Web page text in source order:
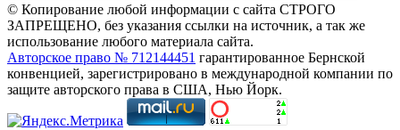
© Копирование любой информации с сайта СТРОГО
ЗАПРЕЩЕНО, без указания ссылки на источник, а так же
использование любого материала сайта.
Авторское право № 712144451 гарантированное Бернской
конвенцией, зарегистрировано в международной компании по
защите авторского права в США, Нью Йорк.